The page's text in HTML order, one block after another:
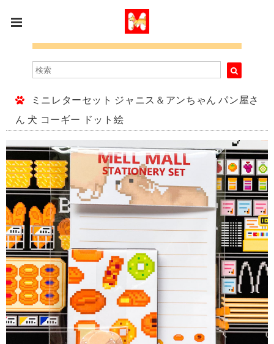
ミニレターセット ジャニス＆アンちゃん パン屋さ
ん 犬 コーギー ドット絵